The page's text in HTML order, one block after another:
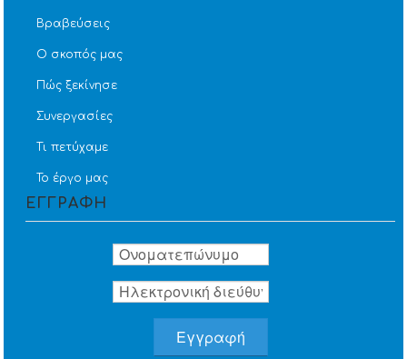
Βραβεύσεις
Ο σκοπός μας
Πώς ξεκίνησε
Συνεργασίες
Τι πετύχαμε
Το έργο μας
ΕΓΓΡΑΦΗ